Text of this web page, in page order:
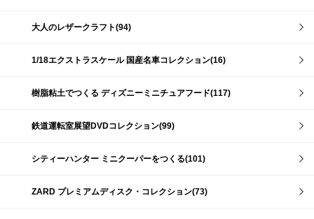
大人のレザークラフト(94)
1/18エクストラスケール 国産名車コレクション(16)
樹脂粘土でつくる ディズニーミニチュアフード(117)
鉄道運転室展望DVDコレクション(99)
シティーハンター ミニクーパーをつくる(101)
ZARD プレミアムディスク・コレクション(73)